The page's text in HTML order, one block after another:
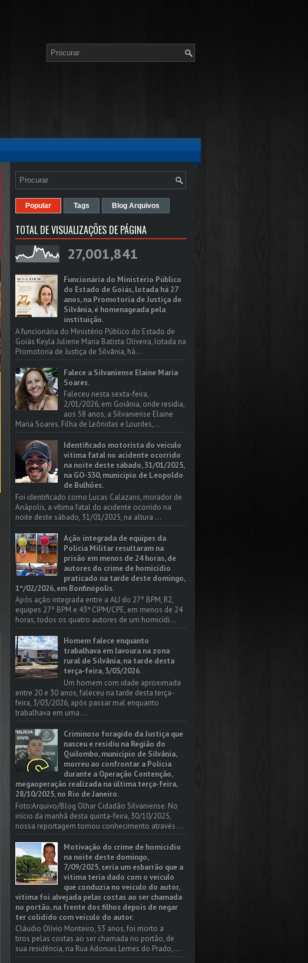
Popular Tags Blog Arquivos
TOTAL DE VISUALIZAÇÕES DE PÁGINA
27,001,841
Funcionária do Ministério Público
do Estado de Goiás, lotada há 27
anos, na Promotoria de Justiça de
Silvânia, é homenageada pela
instituição.
A funcionária do Ministério Público do Estado de
Goiás Keyla Juliene Maria Batista Oliveira, lotada na
Promotoria de Justiça de Silvânia, há...
Falece a Silvaniense Elaine Maria
Soares.
Faleceu nesta sexta-feira,
2/01/2026, em Goiânia, onde residia,
aos 58 anos, a Silvaniense Elaine
Maria Soares. Filha de Leônidas e Lourdes,...
Identificado motorista do veículo
vítima fatal no acidente ocorrido
na noite deste sábado, 31/01/2025,
na GO-330, município de Leopoldo
de Bulhões.
Foi identificado como Lucas Calazans, morador de
Anápolis, a vítima fatal do acidente ocorrido na
noite deste sábado, 31/01/2025, na altura ...
Ação integrada de equipes da
Policia Militar resultaram na
prisão em menos de 24 horas, de
autores do crime de homicídio
praticado na tarde deste domingo,
1º/02/2026, em Bonfinópolis.
Após ação integrada entre a ALI do 27º BPM, R2,
equipes 27º BPM e 43ª CIPM/CPE, em menos de 24
horas, todos os quatro autores de um homicídi...
Homem falece enquanto
trabalhava em lavoura na zona
rural de Silvânia, na tarde desta
terça-feira, 3/03/2026.
Um homem com idade aproximada
entre 20 e 30 anos, faleceu na tarde desta terça-
feira, 3/03/2026, após passar mal enquanto
trabalhava em uma ...
Criminoso foragido da Justiça que
nasceu e residiu na Região do
Quilombo, município de Silvânia,
morreu ao confrontar a Polícia
durante a Operação Contenção,
megaoperação realizada na última terça-feira,
28/10/2025, no Rio de Janeiro.
Foto:Arquivo/Blog Olhar Cidadão Silvaniense. No
início da manhã desta quinta-feira, 30/10/2025,
nossa reportagem tomou conhecimento através ...
Motivação do crime de homicídio
na noite deste domingo,
7/09/2025, seria um esbarrão que a
vitima teria dado com o veículo
que conduzia no veículo do autor,
vítima foi alvejada pelas costas ao ser chamada
no portão, na frente dos filhos depois de negar
ter colidido com veículo do autor.
Cláudio Olívio Monteiro, 53 anos, foi morto a
tiros pelas costas ao ser chamada no portão, de
sua residência, na Rua Adonias Lemes do Prado,...